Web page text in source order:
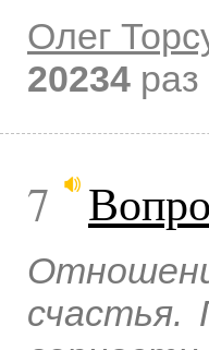
Олег
20234 раз
7
счастья.